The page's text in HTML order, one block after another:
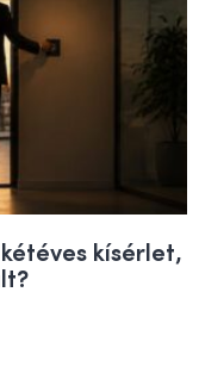
kísérlet,